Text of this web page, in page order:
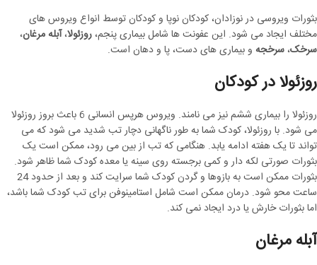
بثورات ویروسی در نوزادان، کودکان نوپا و کودکان توسط انواع ویروس های
مختلف ایجاد می شود. این عفونت ها شامل بیماری پنجم،روزئولا،آبله مرغان،
سرخک،سرخجه و بیماری های دست، پا و دهان است.
روزئولا در کودکان
روزئولا را بیماری ششم نیز می نامند. ویروس هرپس انسانی 6 باعث بروز روزئولا
می شود. با روزئولا، کودک شما به طور ناگهانی دچار تب شدید می شود که می
تواند تا یک هفته ادامه یابد. هنگامی که تب از بین می رود، ممکن است یک
بثورات صورتی لکه دار و کمی برجسته روی سینه یا معده کودک شما ظاهر شود.
بثورات ممکن است به بازوها و گردن کودک شما سرایت کند و بعد از حدود 24
ساعت محو شود. درمان ممکن است شامل استامینوفن برای تب کودک شما باشد،
اما بثورات خارش یا درد ایجاد نمی کند.
آبله مرغان